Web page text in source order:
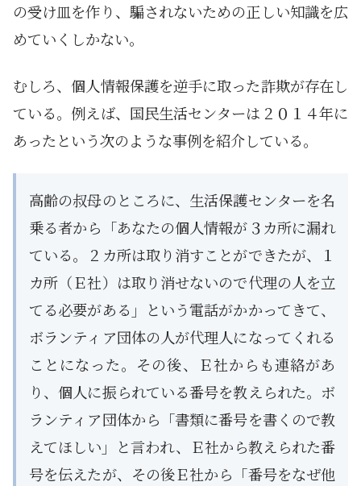
の受け皿を作り、騙されないための正しい知識を広
めていくしかない。
むしろ、個人情報保護を逆手に取った詐欺が存在し
ている。例えば、国民生活センターは２０１４年に
あったという次のような事例を紹介している。
高齢の叔母のところに、生活保護センターを名
乗る者から「あなたの個人情報が３カ所に漏れ
ている。２カ所は取り消すことができたが、１
カ所（Ｅ社）は取り消せないので代理の人を立
てる必要がある」という電話がかかってきて、
ボランティア団体の人が代理人になってくれる
ことになった。その後、Ｅ社からも連絡があ
り、個人に振られている番号を教えられた。ボ
ランティア団体から「書類に番号を書くので教
えてほしい」と言われ、Ｅ社から教えられた番
号を伝えたが、その後Ｅ社から「番号をなぜ他